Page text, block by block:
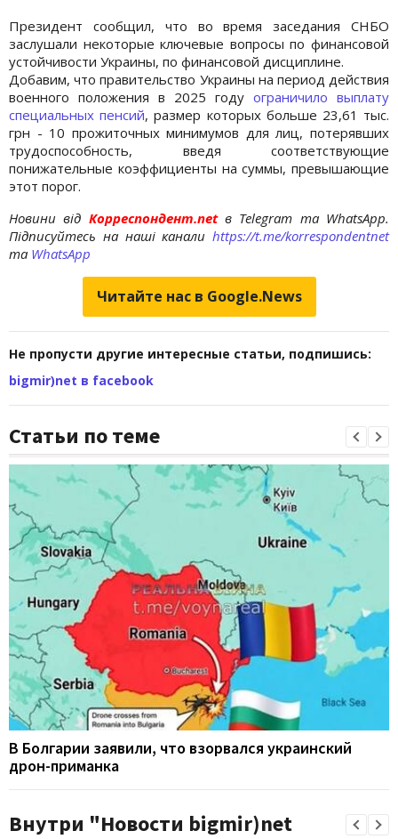
Президент сообщил, что во время заседания СНБО
заслушали некоторые ключевые вопросы по финансовой
устойчивости Украины, по финансовой дисциплине.
Добавим, что правительство Украины на период действия
военного положения в 2025 году ограничило выплату
специальных пенсий, размер которых больше 23,61 тыс.
грн - 10 прожиточных минимумов для лиц, потерявших
трудоспособность, введя соответствующие
понижательные коэффициенты на суммы, превышающие
этот порог.
Новини від Корреспондент.netв Telegram та WhatsApp.
Підписуйтесь на наші канали https://t.me/korrespondentnet
та WhatsApp
Читайте нас в Google.News
Не пропусти другие интересные статьи, подпишись:
bigmir)net в facebook
Статьи по теме
В Болгарии заявили, что взорвался украинский
дрон-приманка
Внутри "Новости bigmir)net